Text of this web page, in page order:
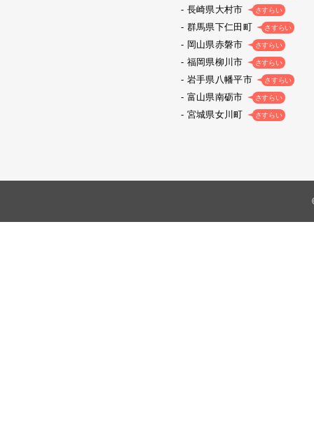
長崎県大村市 さすらい
群馬県下仁田町 さすらい
岡山県赤磐市 さすらい
福岡県柳川市 さすらい
岩手県八幡平市 さすらい
富山県南砺市 さすらい
宮城県女川町 さすらい